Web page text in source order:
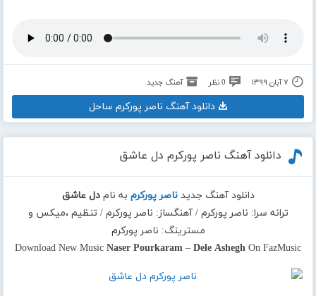
۷ آبان ۱۳۹۹ 0 نظر آهنگ جدید
دانلود آهنگ ناصر پورکرم ساحل
دانلود آهنگ ناصر پورکرم دل عاشق
دانلود آهنگ جدیدناصر پورکرم به نامدل عاشق
ترانه سرا: ناصر پورکرم / آهنگساز: ناصر پورکرم / تنظیم ،میکس و
مسترینگ: ناصر پورکرم
Download New Music Naser Pourkaram – Dele Ashegh On FazMusic